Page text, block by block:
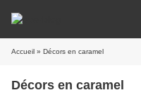
Accueil » Décors en caramel
Décors en caramel